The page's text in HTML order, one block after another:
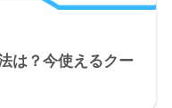
は？今使えるクー